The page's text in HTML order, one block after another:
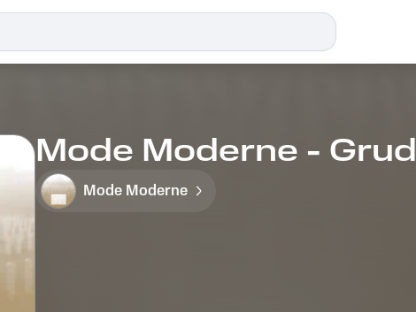
Mode Moderne -
Mode Moderne